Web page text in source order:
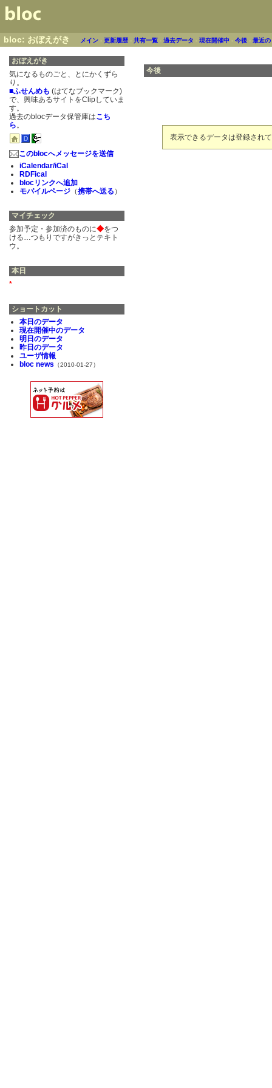
bloc: おぼえがき メイン -更新履歴 -共有一覧 -過去データ -現在開催中 -今後 -最近
おぼえがき
気になるものごと、とにかくずら
り。
■ふせんめも (はてなブックマーク)
で、興味あるサイトをClipしていま
す。
過去のblocデータ保管庫はこち
ら。
このblocへメッセージを送信
iCalendar/iCal
RDFical
blocリンクへ追加
モバイルページ（携帯へ送る ）
マイチェック
参加予定・参加済のものに◆をつ
ける…つもりですがきっとテキト
ウ。
本日
*
ショートカット
本日のデータ
現在開催中のデータ
明日のデータ
昨日のデータ
ユーザ情報
bloc news （2010-01-27）
今後
表示できるデータは登録され